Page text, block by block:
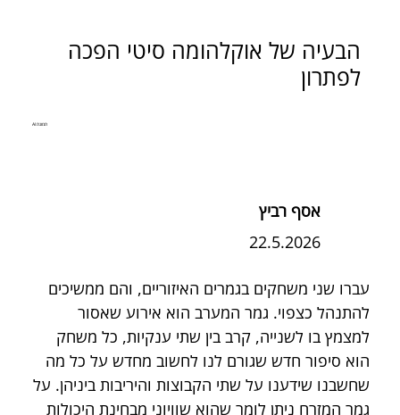
עברו שני משחקים בגמרים האיזוריים, והם ממשיכים
להתנהל כצפוי. גמר המערב הוא אירוע שאסור
למצמץ בו לשנייה, קרב בין שתי ענקיות, כל משחק
הוא סיפור חדש שגורם לנו לחשוב מחדש על כל מה
שחשבנו שידענו על שתי הקבוצות והיריבות ביניהן. על
גמר המזרח ניתן לומר שהוא שוויוני מבחינת היכולות
אסף רביץ
22.5.2026
תמונת AI
הבעיה של אוקלהומה סיטי הפכה
לפתרון